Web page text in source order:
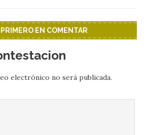
EN COMENTAR
electrónico no será publicada.